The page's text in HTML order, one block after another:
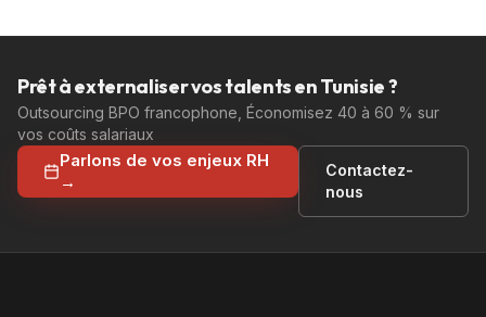
Prêt à externaliser vos talents en Tunisie ?
Outsourcing BPO francophone, Économisez 40 à 60 % sur
vos coûts salariaux
Parlons de vos enjeux RH
→
Contactez-
nous